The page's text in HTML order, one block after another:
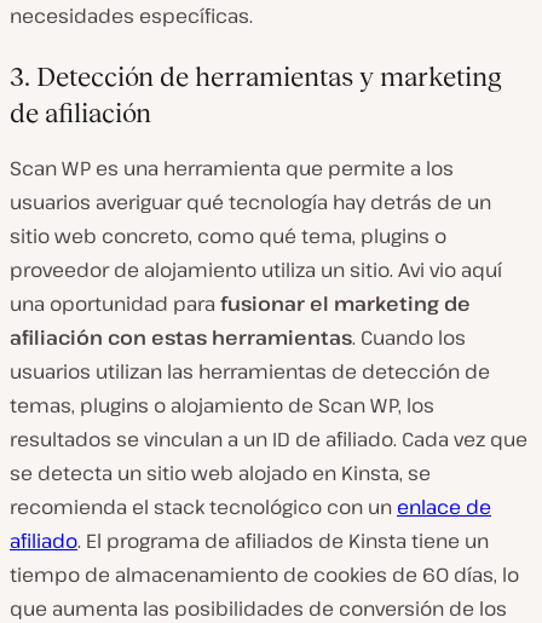
necesidades específicas.
3. Detección de herramientas y marketing
de afiliación
Scan WP es una herramienta que permite a los
usuarios averiguar qué tecnología hay detrás de un
sitio web concreto, como qué tema, plugins o
proveedor de alojamiento utiliza un sitio. Avi vio aquí
una oportunidad para fusionar el marketing de
afiliación con estas herramientas. Cuando los
usuarios utilizan las herramientas de detección de
temas, plugins o alojamiento de Scan WP, los
resultados se vinculan a un ID de afiliado. Cada vez que
se detecta un sitio web alojado en Kinsta, se
recomienda el stack tecnológico con un enlace de
afiliado. El programa de afiliados de Kinsta tiene un
tiempo de almacenamiento de cookies de 60 días, lo
que aumenta las posibilidades de conversión de los